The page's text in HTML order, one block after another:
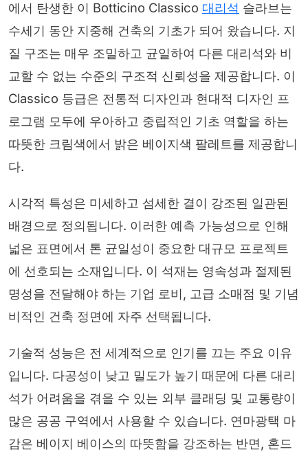
에서 탄생한 이 Botticino Classico 대리석 슬라브는
수세기 동안 지중해 건축의 기초가 되어 왔습니다. 지
질 구조는 매우 조밀하고 균일하여 다른 대리석와 비
교할 수 없는 수준의 구조적 신뢰성을 제공합니다. 이
Classico 등급은 전통적 디자인과 현대적 디자인 프
로그램 모두에 우아하고 중립적인 기초 역할을 하는
따뜻한 크림색에서 밝은 베이지색 팔레트를 제공합니
다.
시각적 특성은 미세하고 섬세한 결이 강조된 일관된
배경으로 정의됩니다. 이러한 예측 가능성으로 인해
넓은 표면에서 톤 균일성이 중요한 대규모 프로젝트
에 선호되는 소재입니다. 이 석재는 영속성과 절제된
명성을 전달해야 하는 기업 로비, 고급 소매점 및 기념
비적인 건축 정면에 자주 선택됩니다.
기술적 성능은 전 세계적으로 인기를 끄는 주요 이유
입니다. 다공성이 낮고 밀도가 높기 때문에 다른 대리
석가 어려움을 겪을 수 있는 외부 클래딩 및 교통량이
많은 공공 구역에서 사용할 수 있습니다. 연마광택 마
감은 베이지 베이스의 따뜻함을 강조하는 반면, 혼드